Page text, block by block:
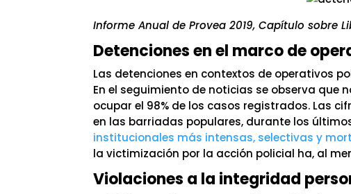
Informe Anual de Provea 2019, Capítulo sobre
Detenciones en el marco de
Las detenciones en contextos de operativos
En el seguimiento de noticias se observa que
ocupar el 98% de los casos registrados. Las
en las barriadas populares, durante los
institucionales más intensas, selectivas y
la victimización por la acción policial ha, al
Violaciones a la integridad